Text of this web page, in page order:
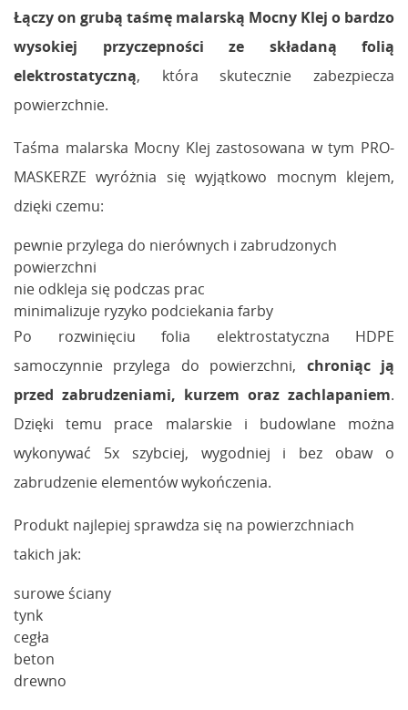
Łączy on grubą taśmę malarską Mocny Klej o bardzo
wysokiej przyczepności ze składaną folią
elektrostatyczną, która skutecznie zabezpiecza
powierzchnie.
Taśma malarska Mocny Klej zastosowana w tym PRO-
MASKERZE wyróżnia się wyjątkowo mocnym klejem,
dzięki czemu:
pewnie przylega do nierównych i zabrudzonych
powierzchni
nie odkleja się podczas prac
minimalizuje ryzyko podciekania farby
Po rozwinięciu folia elektrostatyczna HDPE
samoczynnie przylega do powierzchni, chroniąc ją
przed zabrudzeniami, kurzem oraz zachlapaniem.
Dzięki temu prace malarskie i budowlane można
wykonywać 5x szybciej, wygodniej i bez obaw o
zabrudzenie elementów wykończenia.
Produkt najlepiej sprawdza się na powierzchniach
takich jak:
surowe ściany
tynk
cegła
beton
drewno